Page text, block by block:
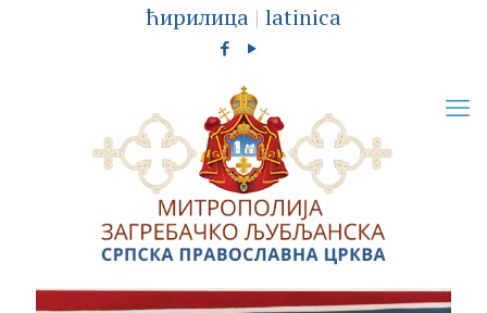
ћирилица | latinica